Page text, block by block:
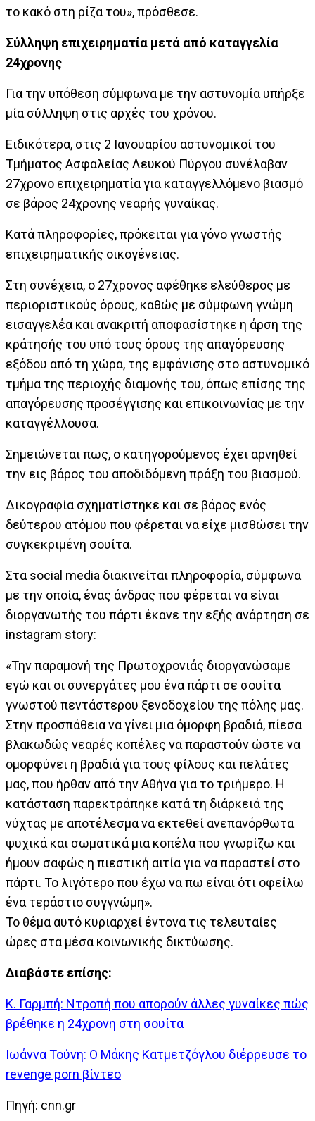
το κακό στη ρίζα του», πρόσθεσε.
Σύλληψη επιχειρηματία μετά από καταγγελία
24χρονης
Για την υπόθεση σύμφωνα με την αστυνομία υπήρξε
μία σύλληψη στις αρχές του χρόνου.
Ειδικότερα, στις 2 Ιανουαρίου αστυνομικοί του
Τμήματος Ασφαλείας Λευκού Πύργου συνέλαβαν
27χρονο επιχειρηματία για καταγγελλόμενο βιασμό
σε βάρος 24χρονης νεαρής γυναίκας.
Κατά πληροφορίες, πρόκειται για γόνο γνωστής
επιχειρηματικής οικογένειας.
Στη συνέχεια, ο 27χρονος αφέθηκε ελεύθερος με
περιοριστικούς όρους, καθώς με σύμφωνη γνώμη
εισαγγελέα και ανακριτή αποφασίστηκε η άρση της
κράτησής του υπό τους όρους της απαγόρευσης
εξόδου από τη χώρα, της εμφάνισης στο αστυνομικό
τμήμα της περιοχής διαμονής του, όπως επίσης της
απαγόρευσης προσέγγισης και επικοινωνίας με την
καταγγέλλουσα.
Σημειώνεται πως, ο κατηγορούμενος έχει αρνηθεί
την εις βάρος του αποδιδόμενη πράξη του βιασμού.
Δικογραφία σχηματίστηκε και σε βάρος ενός
δεύτερου ατόμου που φέρεται να είχε μισθώσει την
συγκεκριμένη σουίτα.
Στα social media διακινείται πληροφορία, σύμφωνα
με την οποία, ένας άνδρας που φέρεται να είναι
διοργανωτής του πάρτι έκανε την εξής ανάρτηση σε
instagram story:
«Την παραμονή της Πρωτοχρονιάς διοργανώσαμε
εγώ και οι συνεργάτες μου ένα πάρτι σε σουίτα
γνωστού πεντάστερου ξενοδοχείου της πόλης μας.
Στην προσπάθεια να γίνει μια όμορφη βραδιά, πίεσα
βλακωδώς νεαρές κοπέλες να παραστούν ώστε να
ομορφύνει η βραδιά για τους φίλους και πελάτες
μας, που ήρθαν από την Αθήνα για το τριήμερο. Η
κατάσταση παρεκτράπηκε κατά τη διάρκειά της
νύχτας με αποτέλεσμα να εκτεθεί ανεπανόρθωτα
ψυχικά και σωματικά μια κοπέλα που γνωρίζω και
ήμουν σαφώς η πιεστική αιτία για να παραστεί στο
πάρτι. Το λιγότερο που έχω να πω είναι ότι οφείλω
ένα τεράστιο συγγνώμη».
Το θέμα αυτό κυριαρχεί έντονα τις τελευταίες
ώρες στα μέσα κοινωνικής δικτύωσης.
Διαβάστε επίσης:
Κ. Γαρμπή: Ντροπή που απορούν άλλες γυναίκες πώς
βρέθηκε η 24χρονη στη σουίτα
Ιωάννα Τούνη: Ο Μάκης Κατμετζόγλου διέρρευσε το
revenge porn βίντεο
Πηγή: cnn.gr